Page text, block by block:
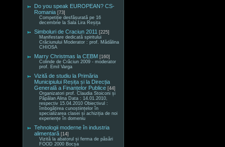
Do you speak EUROPEAN? CS-
Romania [73]
Competiție desfășurată pe 16
decembrie la Sala Lira Reșița
Simboluri de Craciun 2011 [225]
Manifestare dedicată spiritului
Crăciunului Moderator : prof. Mădălina
CHIOSA
Marry Christmas la CEBM [160]
Colinde de Crăciun 2009 - moderator
prof. Emil Varga
Vizită de studiu la Primăria
Municipiului Reșița și la Direcția
Generală a Finanțelor Publice [44]
Organizatori prof. Claudia Stoiconi și
Păpălan Alina Data : 14.01.2010,
respectiv 15.04.2010 Obiectivul :
îmbogățirea cunoștiințelor în
specializarea clasei și achiziția de noi
experiențe în domeniu
Tehnologii moderne în industria
alimentară [14]
Vizită la abatorul și ferma de păsări
FOOD 2000 Bocșa